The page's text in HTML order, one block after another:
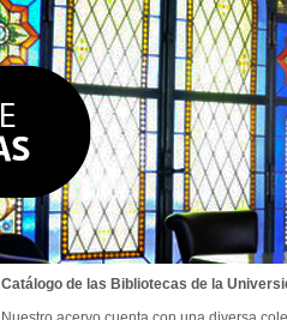
Catálogo de las Bibliotecas de la